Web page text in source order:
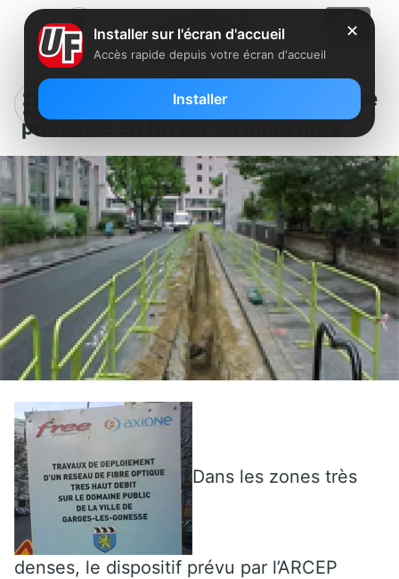
L’Autorité de la concurrence se
prononce en faveur du multi fibre
Dans les zones très
denses, le dispositif prévu par l’ARCEP
✕
Installer sur l'écran d'accueil
Accès rapide depuis votre écran d'accueil
Installer